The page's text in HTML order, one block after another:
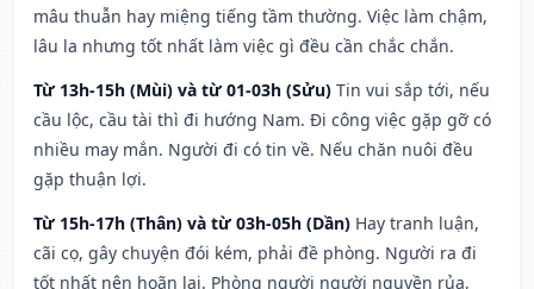
mâu thuẫn hay miệng tiếng tầm thường. Việc làm chậm,
lâu la nhưng tốt nhất làm việc gì đều cần chắc chắn.
Từ 13h-15h (Mùi) và từ 01-03h (Sửu) Tin vui sắp tới, nếu
cầu lộc, cầu tài thì đi hướng Nam. Đi công việc gặp gỡ có
nhiều may mắn. Người đi có tin về. Nếu chăn nuôi đều
gặp thuận lợi.
Từ 15h-17h (Thân) và từ 03h-05h (Dần) Hay tranh luận,
cãi cọ, gây chuyện đói kém, phải đề phòng. Người ra đi
tốt nhất nên hoãn lại. Phòng người người nguyền rủa,